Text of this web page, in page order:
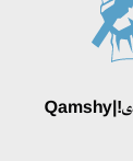
قامشى - ۇل بولساڭ قولىڭدا، قۇل بولساڭ توبەڭدە وينايدى!|Qamshy